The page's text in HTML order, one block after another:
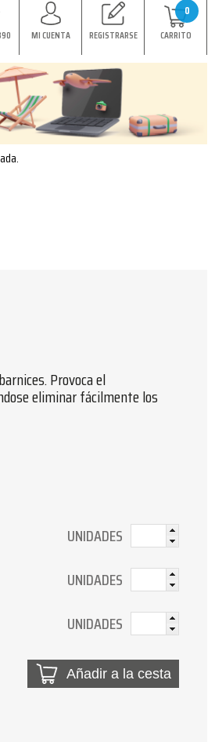
MI CUENTA REGISTRARSE
0
CARRITO
Provoca el
eliminar fácilmente los
UNIDADES
UNIDADES
UNIDADES
Añadir a la cesta